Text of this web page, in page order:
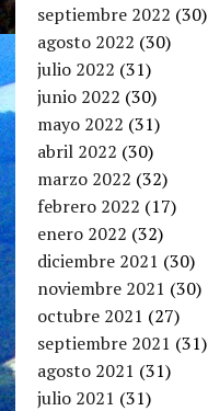
septiembre 2022 (30)
agosto 2022 (30)
julio 2022 (31)
junio 2022 (30)
mayo 2022 (31)
abril 2022 (30)
marzo 2022 (32)
febrero 2022 (17)
enero 2022 (32)
diciembre 2021 (30)
noviembre 2021 (30)
octubre 2021 (27)
septiembre 2021 (31)
agosto 2021 (31)
julio 2021 (31)